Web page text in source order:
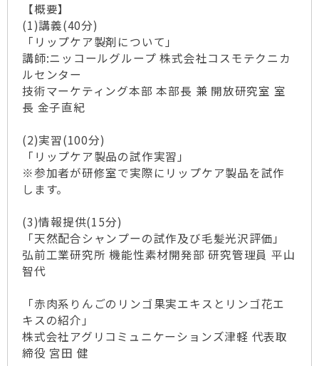
【概要】
(1)講義(40分)
「リップケア製剤について」
講師:ニッコールグループ 株式会社コスモテクニカ
ルセンター
技術マーケティング本部 本部長 兼 開放研究室 室
長 金子直紀
(2)実習(100分)
「リップケア製品の試作実習」
※参加者が研修室で実際にリップケア製品を試作
します。
(3)情報提供(15分)
「天然配合シャンプーの試作及び毛髪光沢評価」
弘前工業研究所 機能性素材開発部 研究管理員 平山
智代
「赤肉系りんごのリンゴ果実エキスとリンゴ花エ
キスの紹介」
株式会社アグリコミュニケーションズ津軽 代表取
締役 宮田 健